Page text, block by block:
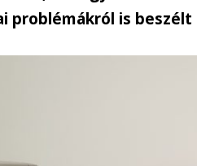
problémákról is beszélt